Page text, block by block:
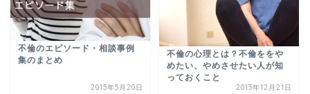
不倫のエピソード・相談事例
集のまとめ
2015年5月20日
不倫の心理とは？不倫ををや
めたい、やめさせたい人が知
っておくこと
2013年12月21日